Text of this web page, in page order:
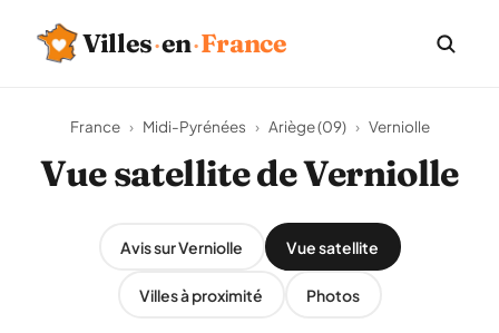
Villes·en·France
France › Midi-Pyrénées › Ariège (09) › Verniolle
Vue satellite de Verniolle
Avis sur Verniolle Vue satellite
Villes à proximité Photos